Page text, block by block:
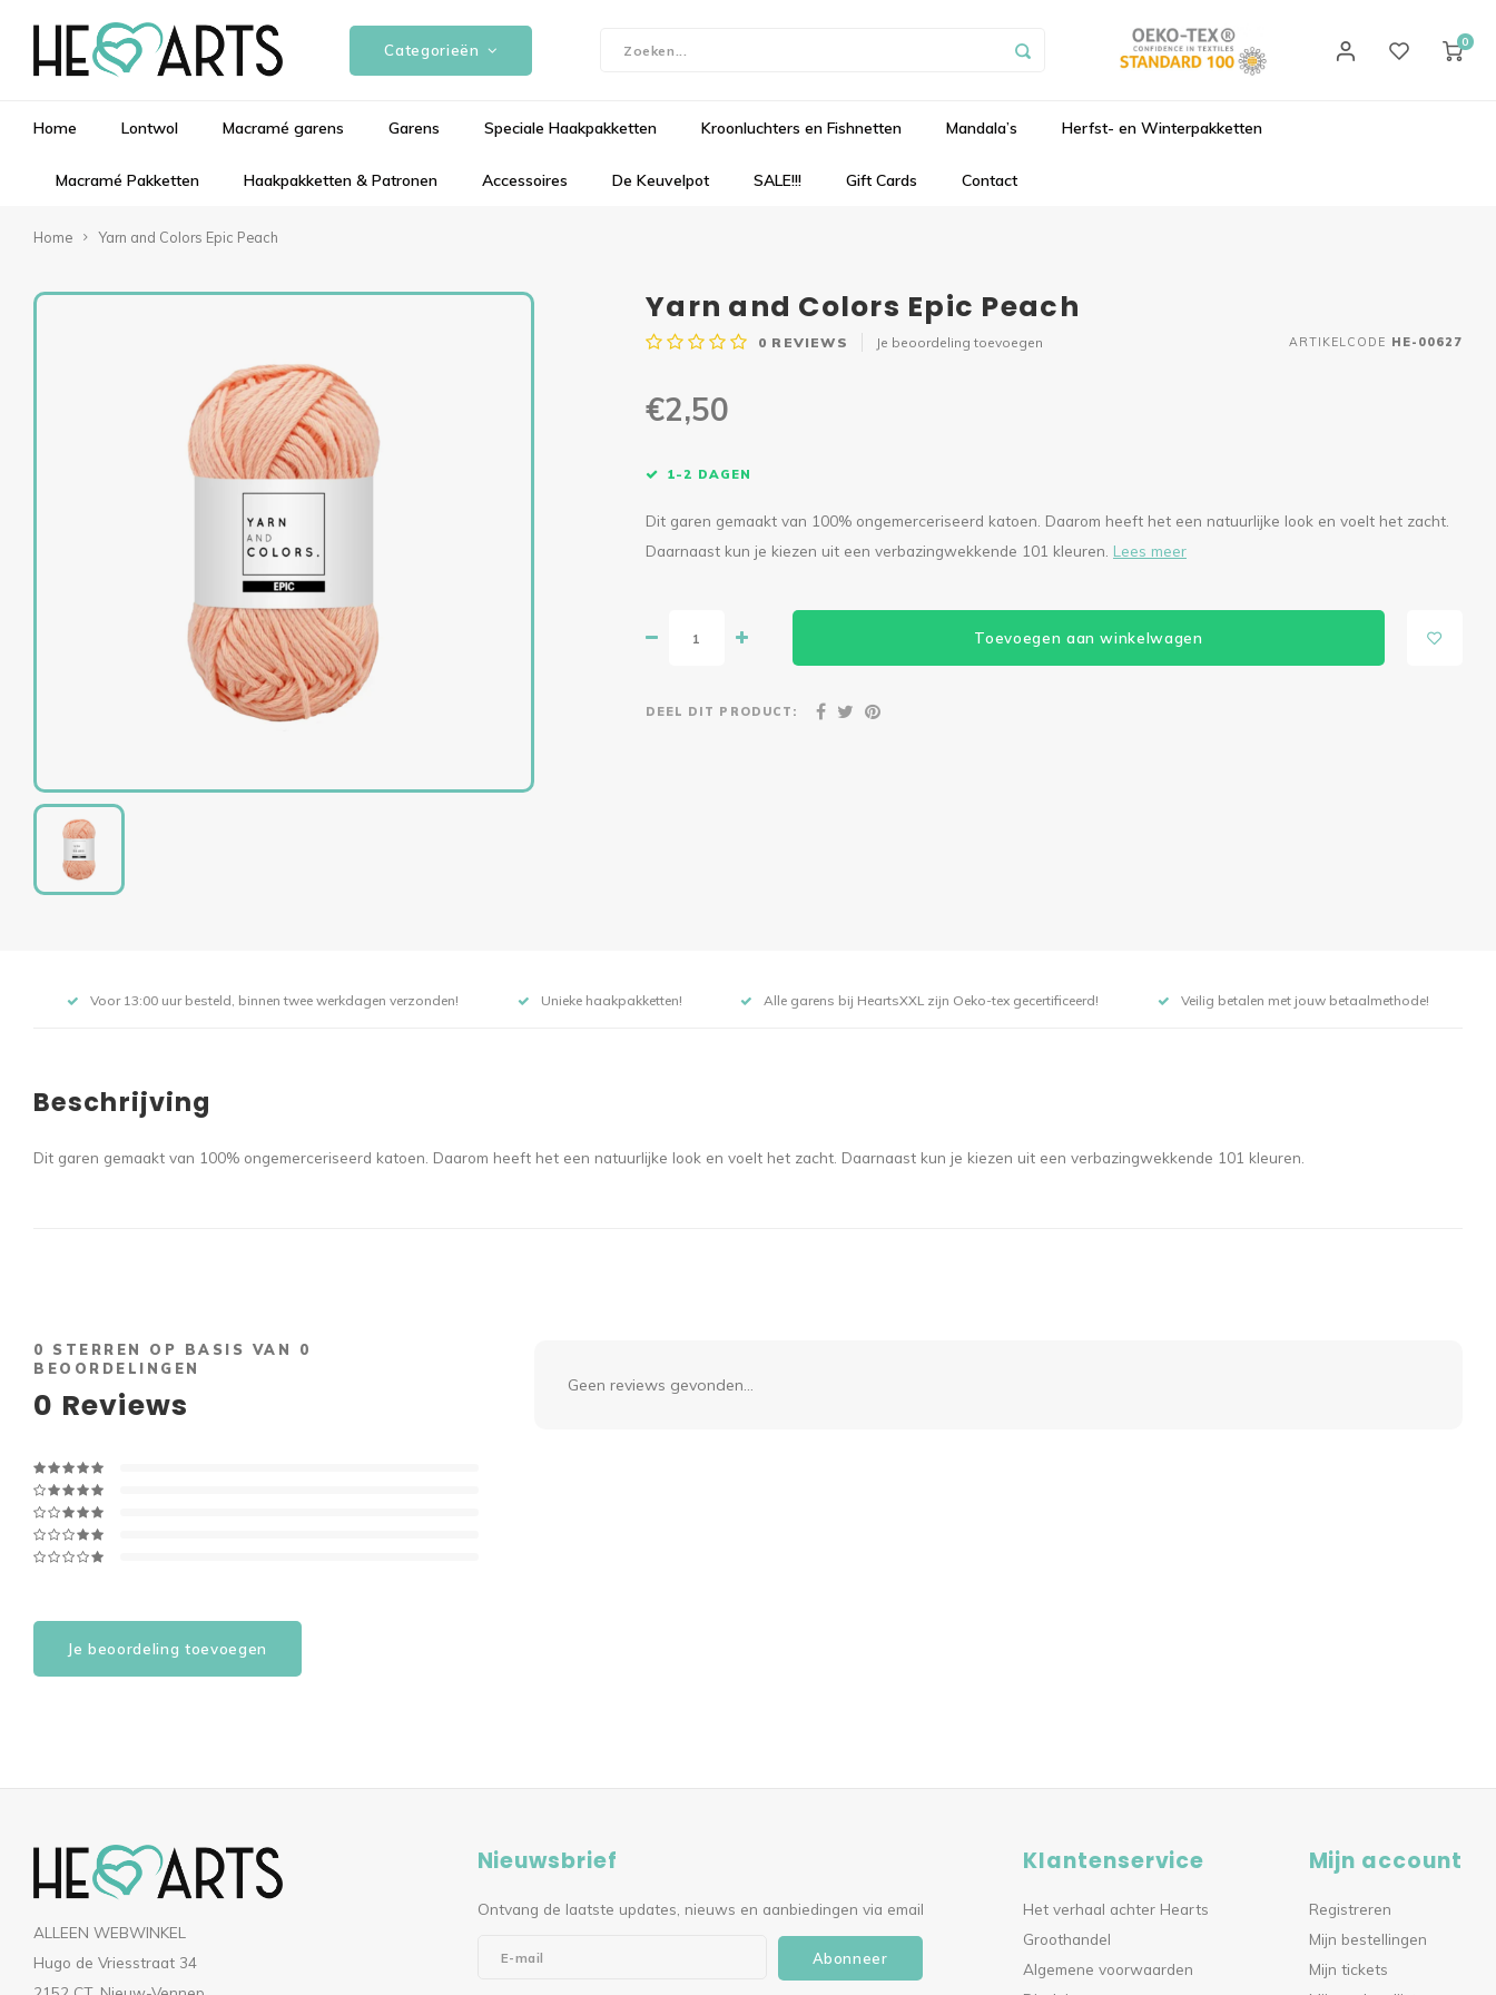
Categorieën 0
Home Lontwol Macramé garens Garens Speciale Haakpakketten Kroonluchters en Fishnetten Mandala’s Herfst- en Winterpakketten
Macramé Pakketten Haakpakketten & Patronen Accessoires De Keuvelpot SALE!!! Gift Cards Contact
Home Yarn and Colors Epic Peach
Yarn and Colors Epic Peach
0 REVIEWS Je beoordeling toevoegen ARTIKELCODE HE-00627
€2,50
1-2 DAGEN
Dit garen gemaakt van 100% ongemerceriseerd katoen. Daarom heeft het een natuurlijke look en voelt het zacht.
Daarnaast kun je kiezen uit een verbazingwekkende 101 kleuren. Lees meer
Toevoegen aan winkelwagen
DEEL DIT PRODUCT:
Voor 13:00 uur besteld, binnen twee werkdagen verzonden! Unieke haakpakketten! Alle garens bij HeartsXXL zijn Oeko-tex gecertificeerd! Veilig betalen met jouw betaalmethode!
Beschrijving
Dit garen gemaakt van 100% ongemerceriseerd katoen. Daarom heeft het een natuurlijke look en voelt het zacht. Daarnaast kun je kiezen uit een verbazingwekkende 101 kleuren.
0 STERREN OP BASIS VAN 0
BEOORDELINGEN
0 Reviews
Je beoordeling toevoegen
Geen reviews gevonden...
ALLEEN WEBWINKEL
Hugo de Vriesstraat 34
Nieuwsbrief
Ontvang de laatste updates, nieuws en aanbiedingen via email
Abonneer
Klantenservice
Het verhaal achter Hearts
Groothandel
Algemene voorwaarden
Mijn account
Registreren
Mijn bestellingen
Mijn tickets